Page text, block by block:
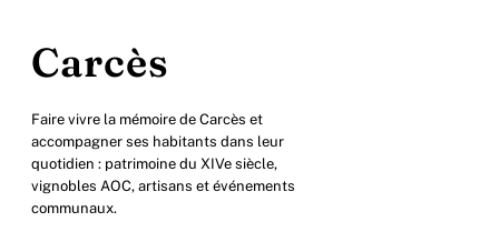
Carcès
Faire vivre la mémoire de Carcès et
accompagner ses habitants dans leur
quotidien : patrimoine du XIVe siècle,
vignobles AOC, artisans et événements
communaux.